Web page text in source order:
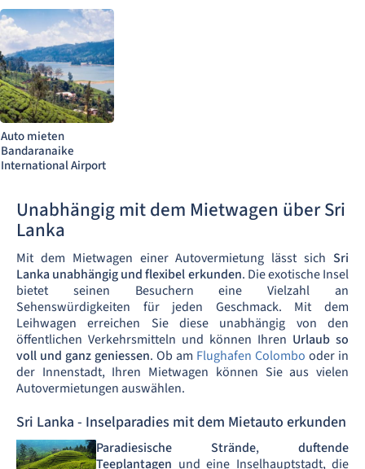
Auto mieten
Bandaranaike
International Airport
Unabhängig mit dem Mietwagen über Sri
Lanka
Mit dem Mietwagen einer Autovermietung lässt sich Sri
Lanka unabhängig und flexibel erkunden. Die exotische Insel
bietet seinen Besuchern eine Vielzahl an
Sehenswürdigkeiten für jeden Geschmack. Mit dem
Leihwagen erreichen Sie diese unabhängig von den
öffentlichen Verkehrsmitteln und können Ihren Urlaub so
voll und ganz geniessen. Ob am Flughafen Colombo oder in
der Innenstadt, Ihren Mietwagen können Sie aus vielen
Autovermietungen auswählen.
Sri Lanka - Inselparadies mit dem Mietauto erkunden
Paradiesische Strände, duftende
Teeplantagen und eine Inselhauptstadt, die